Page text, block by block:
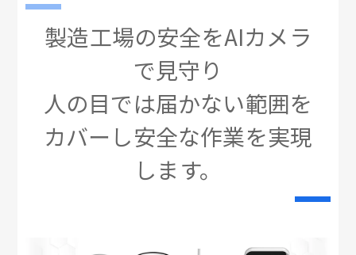
製造工場の安全をAIカメラ
で見守り
人の目では届かない範囲を
カバーし安全な作業を実現
します。